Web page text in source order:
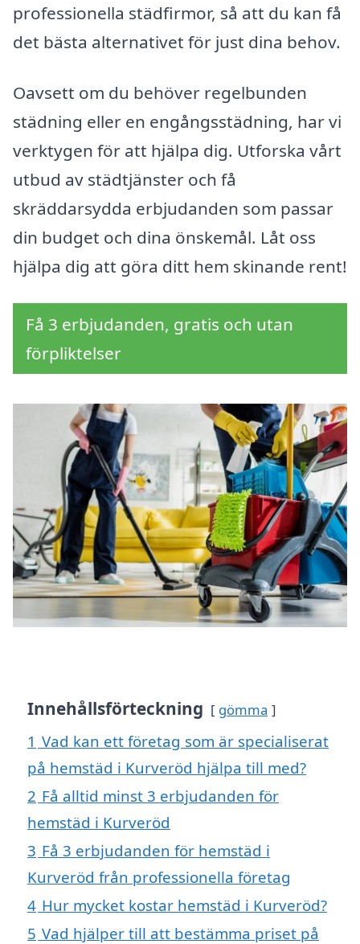
professionella städfirmor, så att du kan få
det bästa alternativet för just dina behov.
Oavsett om du behöver regelbunden
städning eller en engångsstädning, har vi
verktygen för att hjälpa dig. Utforska vårt
utbud av städtjänster och få
skräddarsydda erbjudanden som passar
din budget och dina önskemål. Låt oss
hjälpa dig att göra ditt hem skinande rent!
Få 3 erbjudanden, gratis och utan
förpliktelser
Innehållsförteckning gömma
1 Vad kan ett företag som är specialiserat
på hemstäd i Kurveröd hjälpa till med?
2 Få alltid minst 3 erbjudanden för
hemstäd i Kurveröd
3 Få 3 erbjudanden för hemstäd i
Kurveröd från professionella företag
4 Hur mycket kostar hemstäd i Kurveröd?
5 Vad hjälper till att bestämma priset på